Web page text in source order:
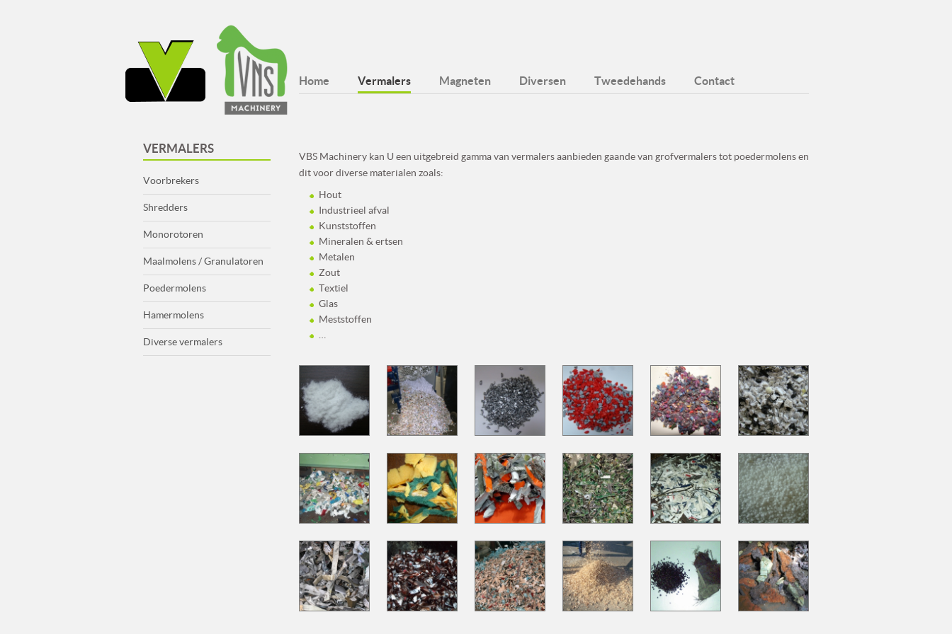
Home Vermalers Magneten Diversen Tweedehands Contact
VERMALERS
Voorbrekers
Shredders
Monorotoren
Maalmolens / Granulatoren
Poedermolens
Hamermolens
Diverse vermalers
VBS Machinery kan U een uitgebreid gamma van vermalers aanbieden gaande van grofvermalers tot poedermolens en
dit voor diverse materialen zoals:
Hout
Industrieel afval
Kunststoffen
Mineralen & ertsen
Metalen
Zout
Textiel
Glas
Meststoffen